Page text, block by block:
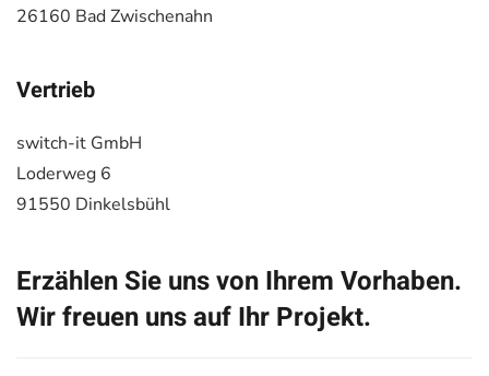
26160 Bad Zwischenahn
Vertrieb
switch-it GmbH
Loderweg 6
91550 Dinkelsbühl
Erzählen Sie uns von Ihrem Vorhaben.
Wir freuen uns auf Ihr Projekt.